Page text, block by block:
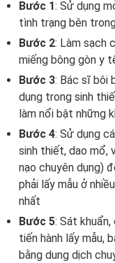
Bước 1: Sử dụng
tình trạng bên
Bước 2: Làm sạch
miếng bông gòn y
Bước 3: Bác sĩ bôi
dụng trong sinh
làm nổi bật những
Bước 4: Sử dụng
sinh thiết, dao mổ,
nạo chuyên dụng)
phải lấy mẫu ở
nhất
Bước 5: Sát khuẩn,
tiến hành lấy mẫu,
bằng dung dịch